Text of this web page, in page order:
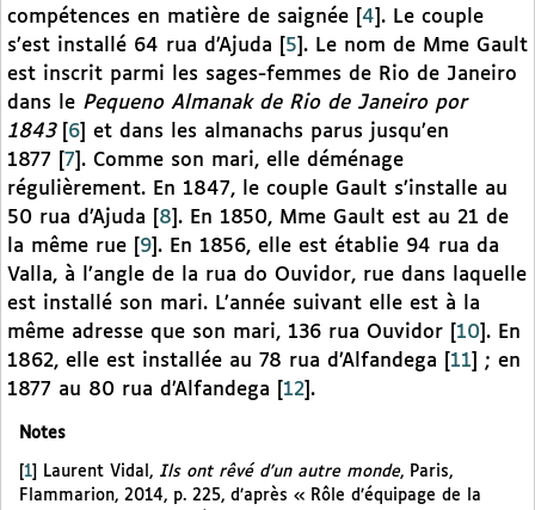
compétences en matière de saignée
4 . Le couple
s’est installé 64 rua d’Ajuda
5 . Le nom de Mme Gault
est inscrit parmi les sages-femmes de Rio de Janeiro
dans le Pequeno Almanak de Rio de Janeiro por
1843[ 6
et dans les almanachs parus jusqu’en
1877
7 . Comme son mari, elle déménage
régulièrement. En 1847, le couple Gault s’installe au
50 rua d’Ajuda
8 . En 1850, Mme Gault est au 21 de
la même rue
9 . En 1856, elle est établie 94 rua da
Valla, à l’angle de la rua do Ouvidor, rue dans laquelle
est installé son mari. L’année suivant elle est à la
même adresse que son mari, 136 rua Ouvidor
10 . En
1862, elle est installée au 78 rua d’Alfandega
11
; en
1877 au 80 rua d’Alfandega
12 .
Notes
1 Laurent Vidal, Ils ont rêvé d’un autre monde, Paris,
Flammarion, 2014, p. 225, d’après « Rôle d’équipage de la